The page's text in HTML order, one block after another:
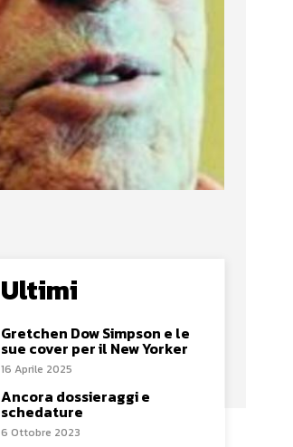
Ultimi
Gretchen Dow Simpson e le
sue cover per il New Yorker
16 Aprile 2025
Ancora dossieraggi e
schedature
6 Ottobre 2023